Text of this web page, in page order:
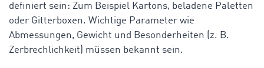
definiert sein: Zum Beispiel Kartons, beladene Paletten
oder Gitterboxen. Wichtige Parameter wie
Abmessungen, Gewicht und Besonderheiten (z. B.
Zerbrechlichkeit) müssen bekannt sein.